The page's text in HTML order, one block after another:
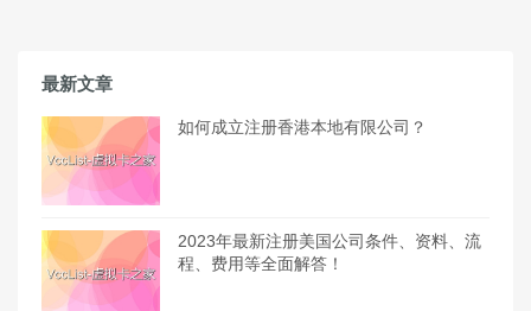
最新文章
如何成立注册香港本地有限公司？
2023年最新注册美国公司条件、资料、流
程、费用等全面解答！